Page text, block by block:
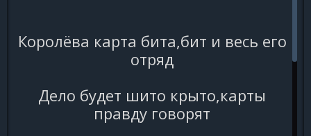
Королёва карта бита,бит и весь его
отряд
Дело будет шито крыто,карты
правду говорят